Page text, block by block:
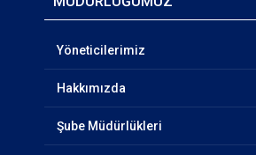
Yöneticilerimiz
Hakkımızda
Şube Müdürlükleri